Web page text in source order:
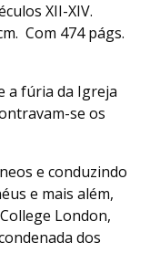
XII-XIV.
Com 474 págs.
a fúria da Igreja
se os
e conduzindo
e mais além,
London,
dos